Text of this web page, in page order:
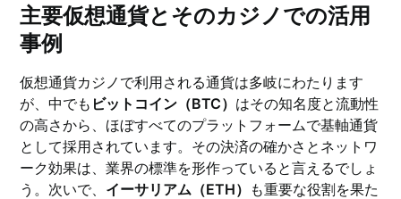
主要仮想通貨とそのカジノでの活用
事例
仮想通貨カジノで利用される通貨は多岐にわたります
が、中でも ビットコイン（BTC） はその知名度と流動性
の高さから、ほぼすべてのプラットフォームで基軸通貨
として採用されています。その決済の確かさとネットワ
ーク効果は、業界の標準を形作っていると言えるでしょ
う。次いで、 イーサリアム（ETH） も重要な役割を果た